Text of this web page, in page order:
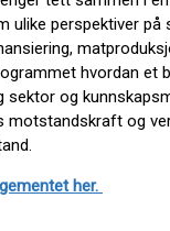
ulike perspektiver på
hvordan et
og
motstandskraft og
her.